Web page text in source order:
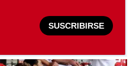
SUSCRIBIRSE